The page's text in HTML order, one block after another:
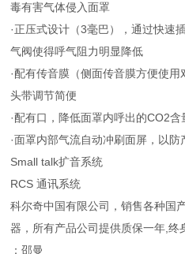
毒有害气体侵入面罩
·正压式设计（3毫巴），通过快速
气阀使得呼气阻力明显降低
·配有传音膜（侧面传音膜方便使用
头带调节简便
·配有口，降低面罩内呼出的CO2含
·面罩内部气流自动冲刷面屏，以防
Small talk扩音系统
RCS 通讯系统
科尔奇中国有限公司，销售各种国
器，所有产品公司提供质保一年,终
：邵曼